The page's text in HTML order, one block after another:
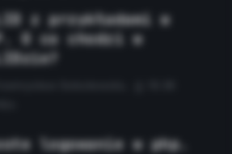
z przykładami w
O co chodzi w
logowanie w php.